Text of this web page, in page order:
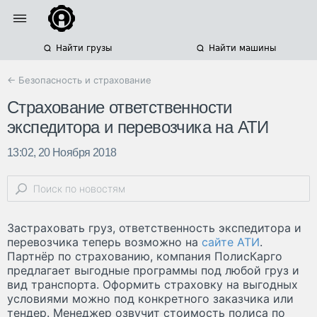
Найти грузы Найти машины
← Безопасность и страхование
Страхование ответственности
экспедитора и перевозчика на АТИ
13:02, 20 Ноября 2018
Застраховать груз, ответственность экспедитора и
перевозчика теперь возможно на сайте АТИ.
Партнёр по страхованию, компания ПолисКарго
предлагает выгодные программы под любой груз и
вид транспорта. Оформить страховку на выгодных
условиями можно под конкретного заказчика или
тендер. Менеджер озвучит стоимость полиса по